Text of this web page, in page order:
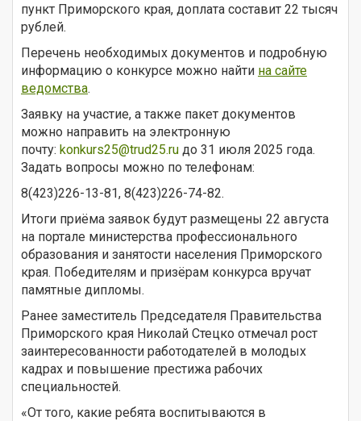
пункт Приморского края, доплата составит 22 тысяч
рублей.
Перечень необходимых документов и подробную
информацию о конкурсе можно найти на сайте
ведомства.
Заявку на участие, а также пакет документов
можно направить на электронную
почту: konkurs25@trud25.ru до 31 июля 2025 года.
Задать вопросы можно по телефонам:
8(423)226-13-81, 8(423)226-74-82.
Итоги приёма заявок будут размещены 22 августа
на портале министерства профессионального
образования и занятости населения Приморского
края. Победителям и призёрам конкурса вручат
памятные дипломы.
Ранее заместитель Председателя Правительства
Приморского края Николай Стецко отмечал рост
заинтересованности работодателей в молодых
кадрах и повышение престижа рабочих
специальностей.
«От того, какие ребята воспитываются в